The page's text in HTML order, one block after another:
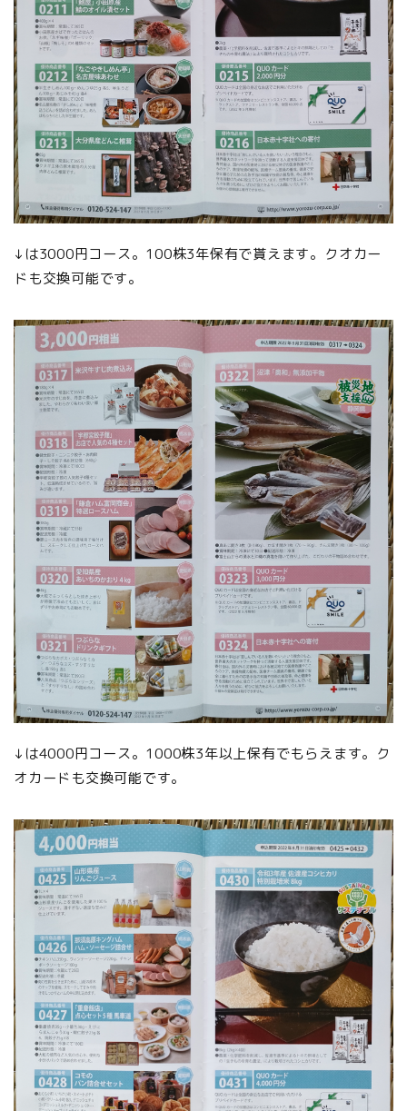
↓は3000円コース。100株3年保有で貰えます。クオカー
ドも交換可能です。
↓は4000円コース。1000株3年以上保有でもらえます。ク
オカードも交換可能です。